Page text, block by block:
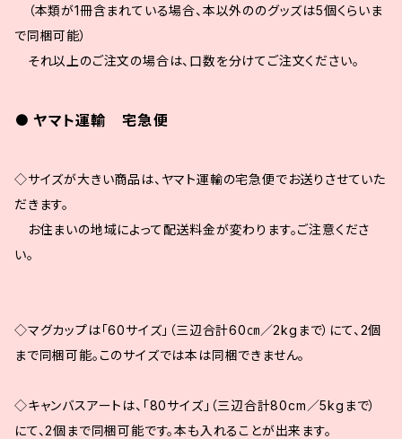
（本類が1冊含まれている場合、本以外ののグッズは5個くらいま
で同梱可能）
それ以上のご注文の場合は、口数を分けてご注文ください。
ヤマト運輸 宅急便
◇サイズが大きい商品は、ヤマト運輸の宅急便でお送りさせていた
だきます。
お住まいの地域によって配送料金が変わります。ご注意くださ
い。
◇マグカップは「60サイズ」（三辺合計60㎝／2kgまで）にて、2個
まで同梱可能。このサイズでは本は同梱できません。
◇キャンバスアートは、「80サイズ」（三辺合計80cm／5kgまで）
にて、2個まで同梱可能です。本も入れることが出来ます。